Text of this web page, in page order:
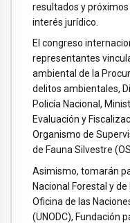
resultados y
interés jurídico.
El congreso
representantes
ambiental de la
delitos ambientales,
Policía Nacional,
Evaluación y
Organismo de
de Fauna Silvestre
Asimismo, tomarán
Nacional Forestal y de
Oficina de las
(UNODC), Fundación